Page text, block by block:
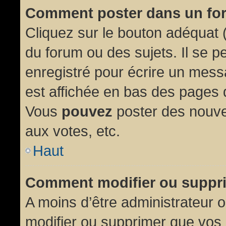
Comment poster dans un
Cliquez sur le bouton
du forum ou des sujets. Il se
enregistré pour écrire un
est affichée en bas des
Vous pouvez poster des
aux votes, etc.
Haut
Comment modifier ou
A moins d’être administrateur
modifier ou supprimer que